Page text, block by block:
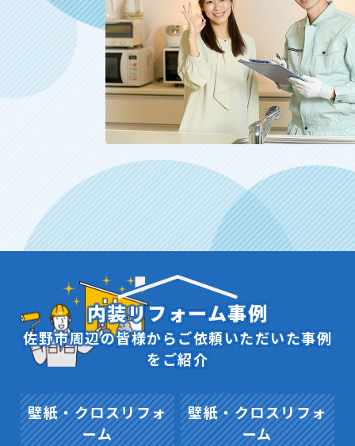
内装リフォーム事例
佐野市周辺の皆様からご依頼いただいた事例
をご紹介
壁紙・クロスリフォ
ーム
壁紙・クロスリフォ
ーム